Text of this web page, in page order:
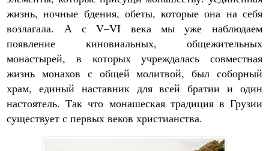
жизнь, ночные бдения, обеты, которые она на себя
возлагала. А с V–VI века мы уже наблюдаем
появление киновиальных, общежительных
монастырей, в которых учреждалась совместная
жизнь монахов с общей молитвой, был соборный
храм, единый наставник для всей братии и один
настоятель. Так что монашеская традиция в Грузии
существует с первых веков христианства.